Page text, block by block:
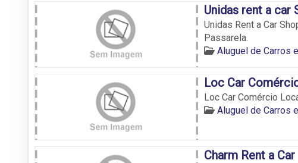
Unidas rent a car
Unidas Rent a Car
Passarela.
Aluguel de Carros
Loc Car
Loc Car Comércio
Aluguel de Carros
Charm Rent a Car